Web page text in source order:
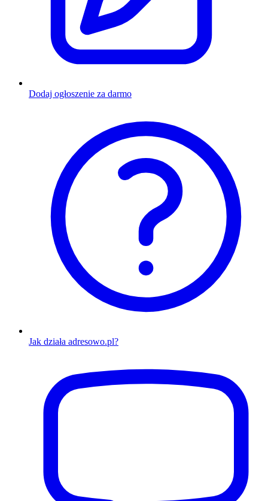
Dodaj ogłoszenie za darmo
Jak działa adresowo.pl?